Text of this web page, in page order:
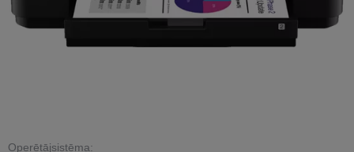
Operētājsistēma: